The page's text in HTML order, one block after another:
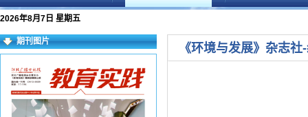
2026年8月7日 星期五
期刊图片 《环境与发展》杂志